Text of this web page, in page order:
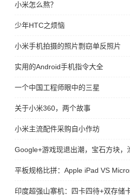
小米怎么熬？
少年HTC之烦恼
小米手机拍摄的照片剽窃单反照片
实用的Android手机指令大全
一个中国工程师眼中的三星
关于小米360，两个故事
小米主流配件采购自小作坊
Google+游戏现退出潮，宝石方块，
平板规格比拼：Apple iPad VS
印度超强山寨机：四卡四待+双存储